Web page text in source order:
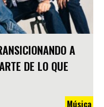
A
DE LO QUE
Música